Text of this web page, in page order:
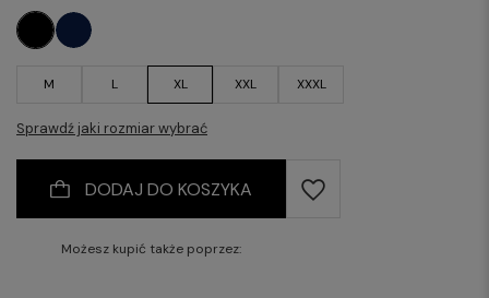
M L XL XXL XXXL
Sprawdź jaki rozmiar wybrać
DODAJ DO KOSZYKA
Możesz kupić także poprzez: